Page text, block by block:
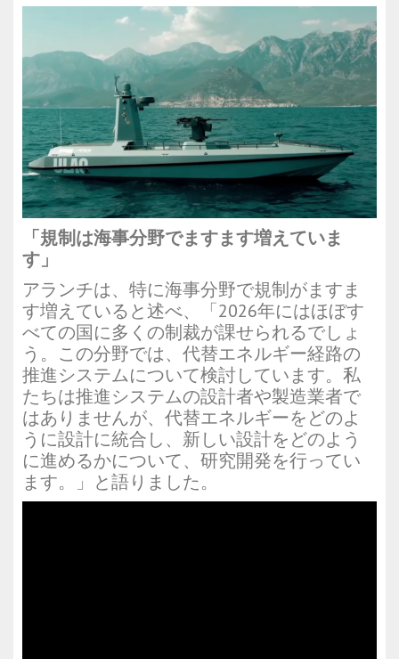
「規制は海事分野でますます増えていま
す」
アランチは、特に海事分野で規制がますま
す増えていると述べ、「2026年にはほぼす
べての国に多くの制裁が課せられるでしょ
う。この分野では、代替エネルギー経路の
推進システムについて検討しています。私
たちは推進システムの設計者や製造業者で
はありませんが、代替エネルギーをどのよ
うに設計に統合し、新しい設計をどのよう
に進めるかについて、研究開発を行ってい
ます。」と語りました。